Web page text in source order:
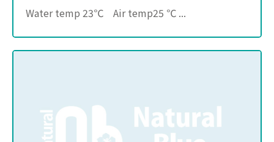
Water temp 23℃ Air temp25 ℃ ...